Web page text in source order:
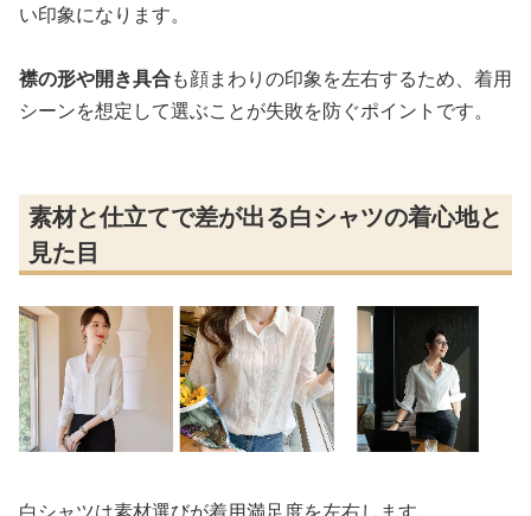
い印象になります。
襟の形や開き具合も顔まわりの印象を左右するため、着用
シーンを想定して選ぶことが失敗を防ぐポイントです。
素材と仕立てで差が出る白シャツの着心地と
見た目